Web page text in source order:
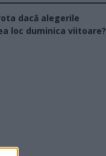
dacă alegerile
loc duminica viitoare?